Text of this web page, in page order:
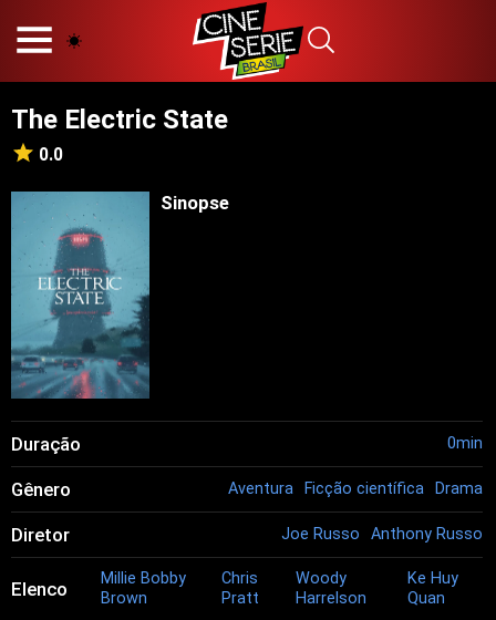
PRINCÍPIOS EDITORIAIS
POLÍTICA DE PRIVACIDADE
CONTATO
Hot
Popular
Tendência
Filmes
Séries
Novelas
The Electric State
0.0
Sinopse
Duração 0min
Gênero Aventura Ficção científica Drama
Diretor Joe Russo Anthony Russo
Elenco
Millie Bobby
Brown
Chris
Pratt
Woody
Harrelson
Ke Huy
Quan